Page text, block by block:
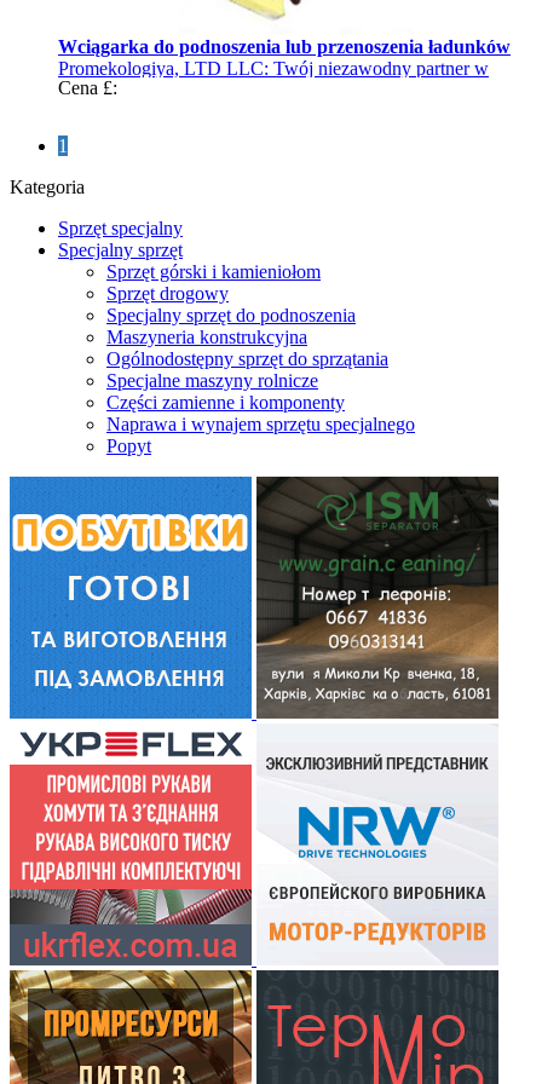
Wciągarka do podnoszenia lub przenoszenia ładunków
Promekologiya, LTD LLC: Twój niezawodny partner w
świecie urządzeń dźwigowych
Cena £:
1
Kategoria
Sprzęt specjalny
Specjalny sprzęt
Sprzęt górski i kamieniołom
Sprzęt drogowy
Specjalny sprzęt do podnoszenia
Maszyneria konstrukcyjna
Ogólnodostępny sprzęt do sprzątania
Specjalne maszyny rolnicze
Części zamienne i komponenty
Naprawa i wynajem sprzętu specjalnego
Popyt